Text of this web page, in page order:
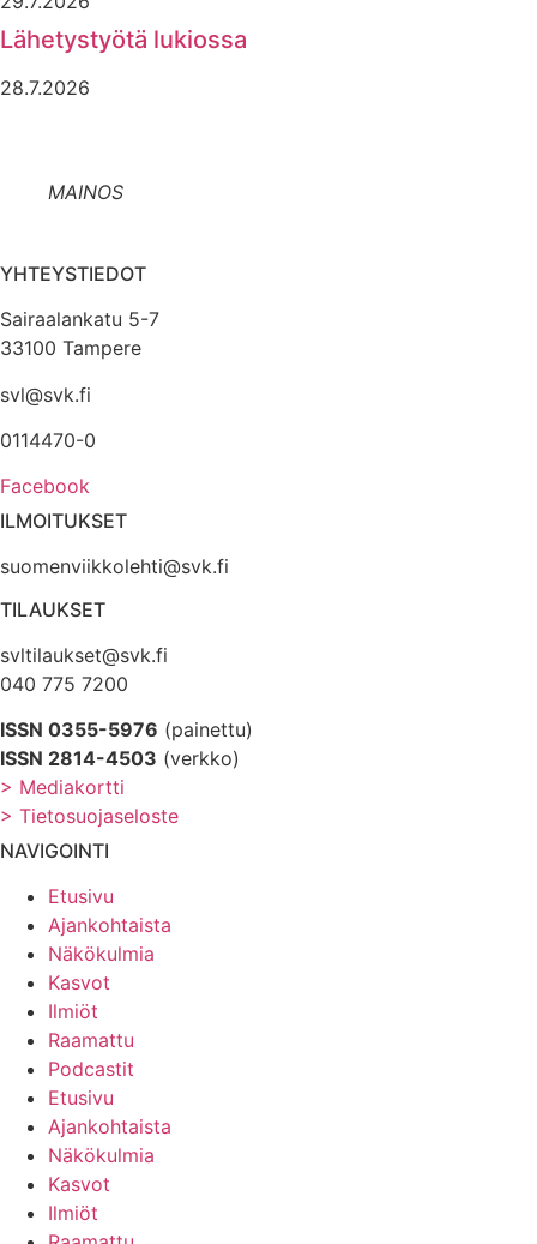
Lähetystyötä lukiossa
28.7.2026
MAINOS
YHTEYSTIEDOT
Sairaalankatu 5-7
33100 Tampere
svl@svk.fi
0114470-0
Facebook
ILMOITUKSET
suomenviikkolehti@svk.fi
TILAUKSET
svltilaukset@svk.fi
040 775 7200
ISSN 0355-5976 (painettu)
ISSN 2814-4503 (verkko)
> Mediakortti
> Tietosuojaseloste
NAVIGOINTI
Etusivu
Ajankohtaista
Näkökulmia
Kasvot
Ilmiöt
Raamattu
Podcastit
Etusivu
Ajankohtaista
Näkökulmia
Kasvot
Ilmiöt